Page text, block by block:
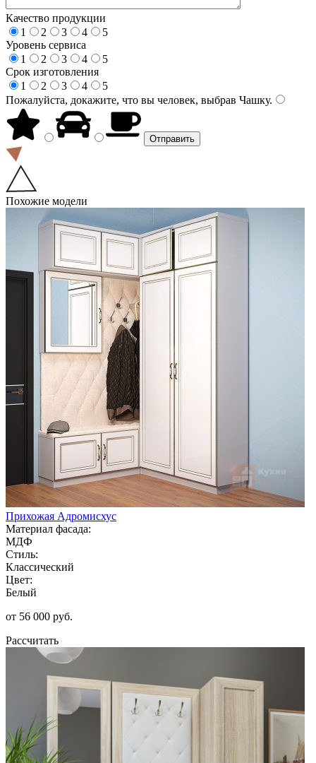
Качество продукции
1
2 3 4
5
Уровень сервиса
1
2 3 4
5
Срок изготовления
1
2 3 4
5
Пожалуйста, докажите, что вы человек, выбрав Чашку.
Похожие модели
Прихожая Адромисхус
Материал фасада:
МДФ
Стиль:
Классический
Цвет:
Белый
от 56 000 руб.
Рассчитать